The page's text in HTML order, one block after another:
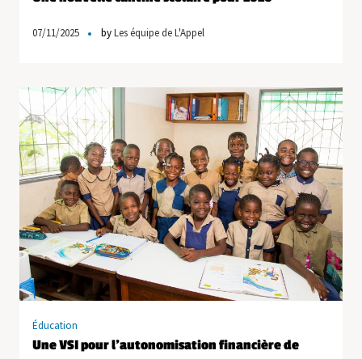
07/11/2025 byLes équipe de L'Appel
Éducation
Une VSI pour l’autonomisation financière de